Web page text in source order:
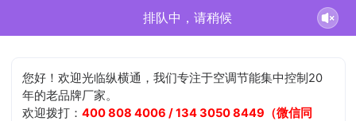
排队中，请稍候
您好！欢迎光临纵横通，我们专注于空调节能集中控制20
年的老品牌厂家。
欢迎拨打：400 808 4006 / 134 3050 8449（微信同